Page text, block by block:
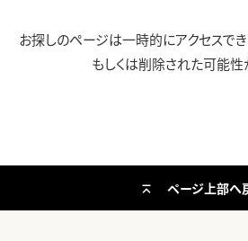
お探しのページは一時的にアクセスで
もしくは削除された可能性
ページ上部へ